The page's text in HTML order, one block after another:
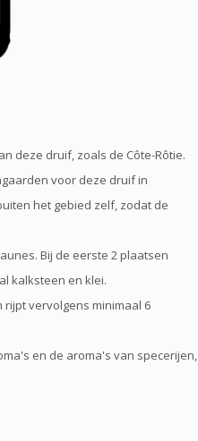
deze druif, zoals de Côte-Rôtie.
voor deze druif in
het gebied zelf, zodat de
Bij de eerste 2 plaatsen
kalksteen en klei.
vervolgens minimaal 6
en de aroma's van specerijen,